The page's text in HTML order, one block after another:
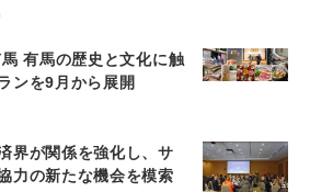
有馬の歴史と文化に触
ンを9月から展開
界が関係を強化し、サ
力の新たな機会を模索